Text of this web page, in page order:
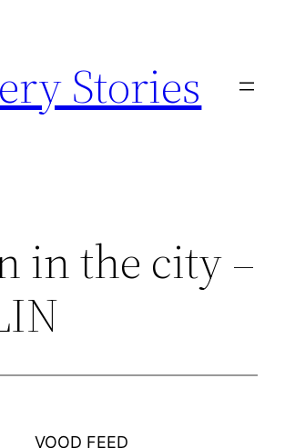
Stories
in the city –
VOOD FEED